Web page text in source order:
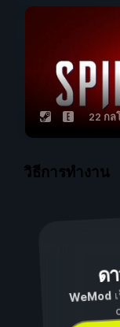
22 กล
วิธีการทำงาน
ด
WeMod